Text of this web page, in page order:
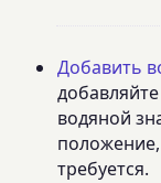
Добавить
водяной
требуется.